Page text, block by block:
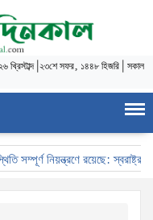
| ২৩শে সফর, ১৪৪৮ হিজরি| সকাল
নিয়ন্ত্রণে রয়েছে: স্বরাষ্ট্রমন্ত্রী